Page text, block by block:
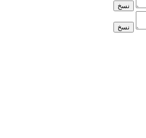
نسخ
نسخ